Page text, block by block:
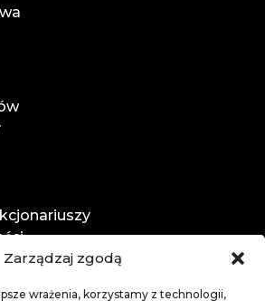
Zarządzaj zgodą
wrażenia, korzystamy z technologii,